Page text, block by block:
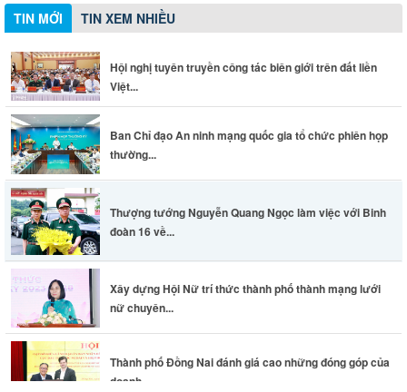
TIN MỚI TIN XEM NHIỀU
Hội nghị tuyên truyền công tác biên giới trên đất liền
Việt...
Ban Chỉ đạo An ninh mạng quốc gia tổ chức phiên họp
thường...
Thượng tướng Nguyễn Quang Ngọc làm việc với Binh
đoàn 16 về...
Xây dựng Hội Nữ trí thức thành phố thành mạng lưới
nữ chuyên...
Thành phố Đồng Nai đánh giá cao những đóng góp của
doanh...